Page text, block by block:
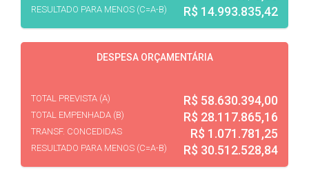
RESULTADO PARA MENOS (C=A-B) R$ 14.993.835,42
DESPESA ORÇAMENTÁRIA
TOTAL PREVISTA (A) R$ 58.630.394,00
TOTAL EMPENHADA (B) R$ 28.117.865,16
TRANSF. CONCEDIDAS R$ 1.071.781,25
RESULTADO PARA MENOS (C=A-B) R$ 30.512.528,84